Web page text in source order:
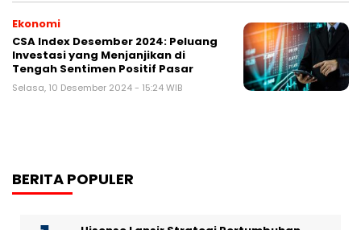
Ekonomi
CSA Index Desember 2024: Peluang
Investasi yang Menjanjikan di
Tengah Sentimen Positif Pasar
Selasa, 10 Desember 2024 - 15:24 WIB
BERITA POPULER